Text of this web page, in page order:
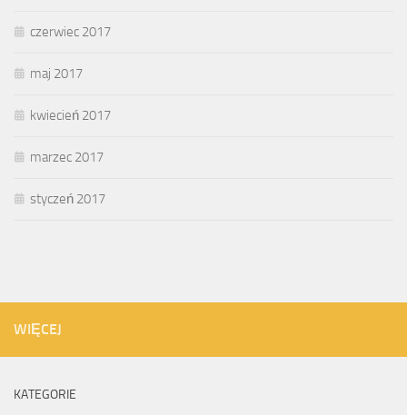
czerwiec 2017
maj 2017
kwiecień 2017
marzec 2017
styczeń 2017
WIĘCEJ
KATEGORIE